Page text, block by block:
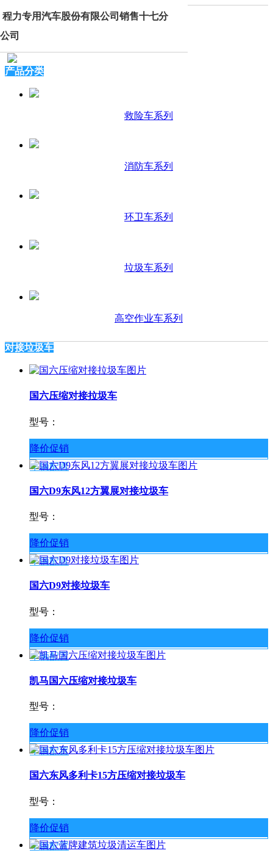
程力专用汽车股份有限公司销售十七分
公司
产品分类
救险车系列
消防车系列
环卫车系列
垃圾车系列
高空作业车系列
对接垃圾车
国六压缩对接拉圾车
型号：
降价促销
车辆配置
国六D9东风12方翼展对接垃圾车
型号：
降价促销
车辆配置
国六D9对接垃圾车
型号：
降价促销
车辆配置
凯马国六压缩对接垃圾车
型号：
降价促销
车辆配置
国六东风多利卡15方压缩对接垃圾车
型号：
降价促销
车辆配置